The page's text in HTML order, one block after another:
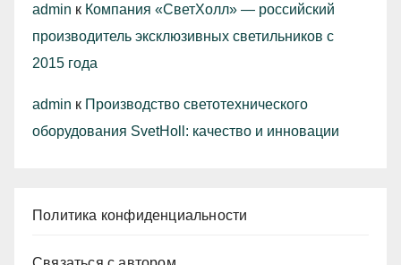
admin к Компания «СветХолл» — российский
производитель эксклюзивных светильников с
2015 года
admin к Производство светотехнического
оборудования SvetHoll: качество и инновации
Политика конфиденциальности